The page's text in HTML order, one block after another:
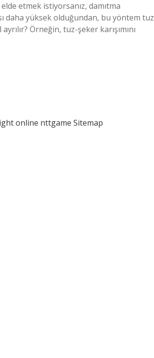
elde etmek istiyorsanız, damıtma
daha yüksek olduğundan, bu yöntem tuz
Örneğin, tuz-şeker karışımını
online nttgame Sitemap